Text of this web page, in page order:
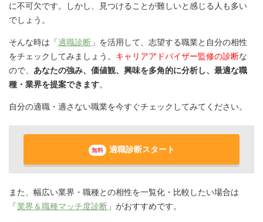
に不可欠です。しかし、見つけることが難しいと感じる人も多い
でしょう。
そんな時は「適職診断 」を活用して、志望する職業と自分の相性
をチェックしてみましょう。 キャリアアドバイザー監修の診断な
ので、 あなたの強み、価値観、興味を多角的に分析し、最適な職
種・業界を提案できます。
自分の適職・適さない職業を今すぐチェックしてみてください。
無料 適職診断スタート
また、幅広い業界・職種との相性を一覧化・比較したい場合は
「業界＆職種マッチ度診断 」がおすすめです。